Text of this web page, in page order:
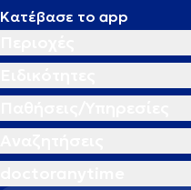
Κατέβασε το app